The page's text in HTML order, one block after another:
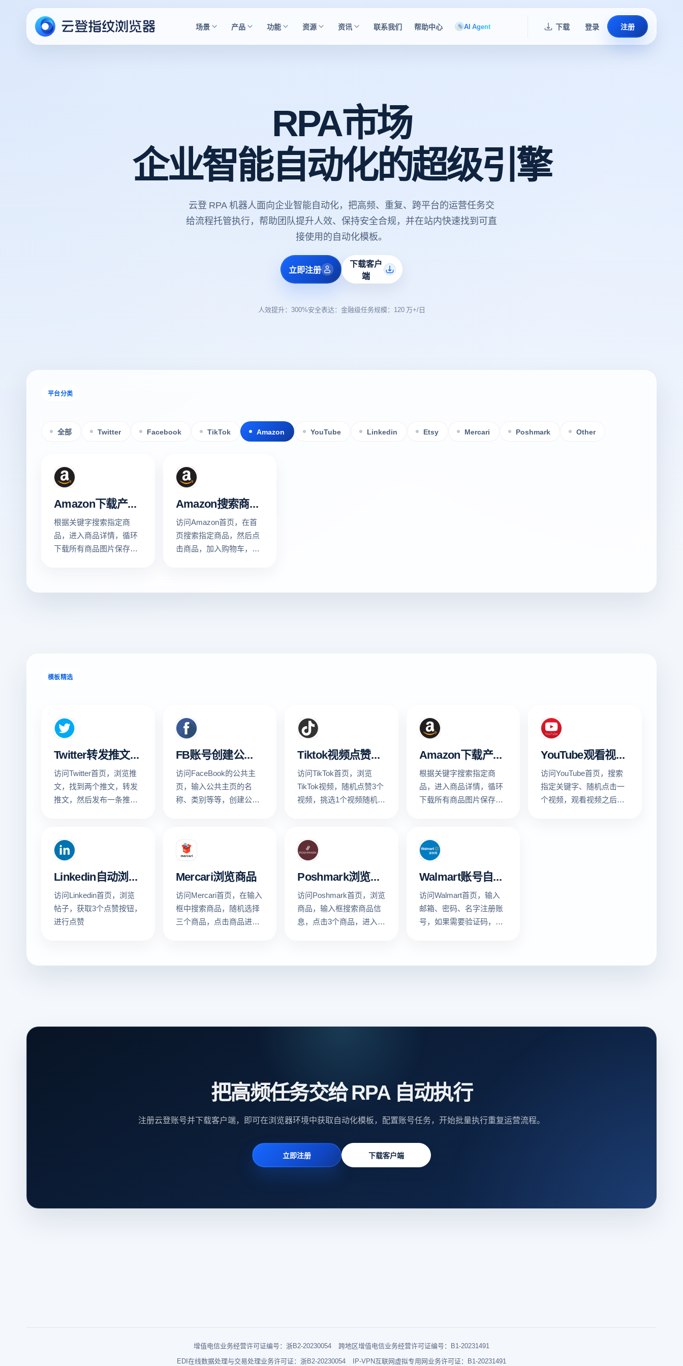
场景 产品 功能 资源 资讯 联系我们 帮助中心 AI Agent 下载 登录 注册
RPA市场
企业智能自动化的超级引擎
云登 RPA 机器人面向企业智能自动化，把高频、重复、跨平台的运营任务交
给流程托管执行，帮助团队提升人效、保持安全合规，并在站内快速找到可直
接使用的自动化模板。
立即注册
下载客户
端
人效提升：300%安全表达：金融级任务规模：120 万+/日
平台分类
全部 Twitter Facebook TikTok Amazon YouTube Linkedin Etsy Mercari Poshmark Other
Amazon下载产品图片
根据关键字搜索指定商
品，进入商品详情，循环
下载所有商品图片保存到
Amazon搜索商品加入购物车
访问Amazon首页，在首
页搜索指定商品，然后点
击商品，加入购物车，最
模板精选
Twitter转发推文，发布推文
访问Twitter首页，浏览推
文，找到两个推文，转发
推文，然后发布一条推
FB账号创建公共主页
访问FaceBook的公共主
页，输入公共主页的名
称、类别等等，创建公共
Tiktok视频点赞和评论
访问TikTok首页，浏览
TikTok视频，随机点赞3个
视频，挑选1个视频随机发
Amazon下载产品图片
根据关键字搜索指定商
品，进入商品详情，循环
下载所有商品图片保存到
YouTube观看视频、点赞、评论
访问YouTube首页，搜索
指定关键字、随机点击一
个视频，观看视频之后点
Linkedin自动浏览点赞
访问Linkedin首页，浏览
帖子，获取3个点赞按钮，
进行点赞
Mercari浏览商品
访问Mercari首页，在输入
框中搜索商品，随机选择
三个商品，点击商品进入
Poshmark浏览商品
访问Poshmark首页，浏览
商品，输入框搜索商品信
息，点击3个商品，进入查
Walmart账号自动注册
访问Walmart首页，输入
邮箱、密码、名字注册账
号，如果需要验证码，则
把高频任务交给 RPA 自动执行
注册云登账号并下载客户端，即可在浏览器环境中获取自动化模板，配置账号任务，开始批量执行重复运营流程。
立即注册 下载客户端
增值电信业务经营许可证编号：浙B2-20230054
跨地区增值电信业务经营许可证编号：B1-20231491
EDI在线数据处理与交易处理业务许可证：浙B2-20230054
IP-VPN互联网虚拟专用网业务许可证：B1-20231491